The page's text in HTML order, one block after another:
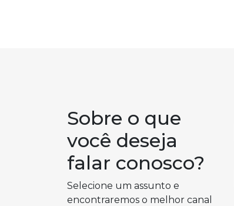
Sobre o que
você deseja
falar conosco?
Selecione um assunto e
encontraremos o melhor canal